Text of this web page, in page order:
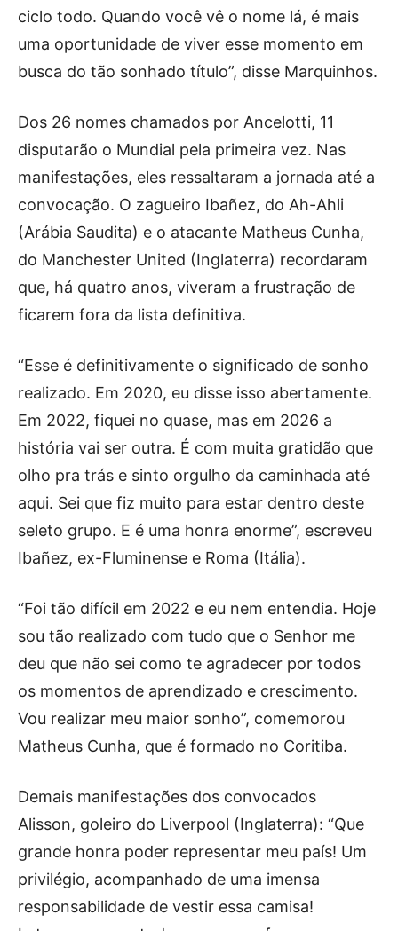
ciclo todo. Quando você vê o nome lá, é mais
uma oportunidade de viver esse momento em
busca do tão sonhado título”, disse Marquinhos.
Dos 26 nomes chamados por Ancelotti, 11
disputarão o Mundial pela primeira vez. Nas
manifestações, eles ressaltaram a jornada até a
convocação. O zagueiro Ibañez, do Ah-Ahli
(Arábia Saudita) e o atacante Matheus Cunha,
do Manchester United (Inglaterra) recordaram
que, há quatro anos, viveram a frustração de
ficarem fora da lista definitiva.
“Esse é definitivamente o significado de sonho
realizado. Em 2020, eu disse isso abertamente.
Em 2022, fiquei no quase, mas em 2026 a
história vai ser outra. É com muita gratidão que
olho pra trás e sinto orgulho da caminhada até
aqui. Sei que fiz muito para estar dentro deste
seleto grupo. E é uma honra enorme”, escreveu
Ibañez, ex-Fluminense e Roma (Itália).
“Foi tão difícil em 2022 e eu nem entendia. Hoje
sou tão realizado com tudo que o Senhor me
deu que não sei como te agradecer por todos
os momentos de aprendizado e crescimento.
Vou realizar meu maior sonho”, comemorou
Matheus Cunha, que é formado no Coritiba.
Demais manifestações dos convocados
Alisson, goleiro do Liverpool (Inglaterra): “Que
grande honra poder representar meu país! Um
privilégio, acompanhado de uma imensa
responsabilidade de vestir essa camisa!